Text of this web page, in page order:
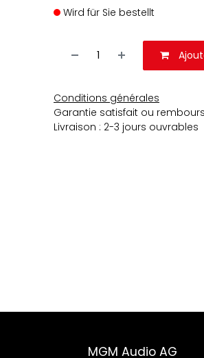
Wird für Sie bestellt
Conditions générales
Garantie satisfait ou
Livraison : 2-3 jours ouvrables
MGM Audio AG